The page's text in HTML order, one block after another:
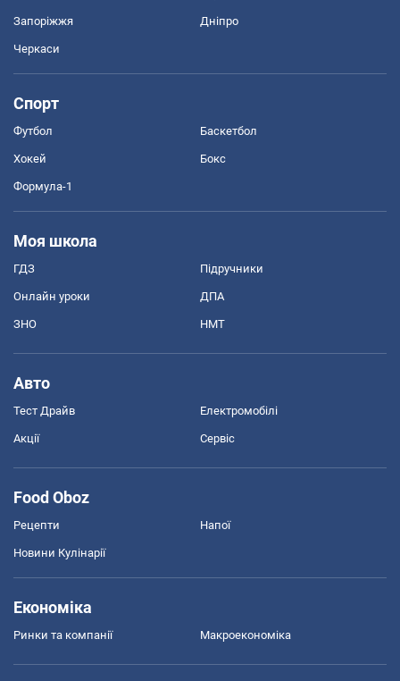
Запоріжжя Дніпро
Черкаси
Спорт
Футбол Баскетбол
Хокей Бокс
Формула-1
Моя школа
ГДЗ Підручники
Онлайн уроки ДПА
ЗНО НМТ
Авто
Тест Драйв Електромобілі
Акції Сервіс
Food Oboz
Рецепти Напої
Новини Кулінарії
Економіка
Ринки та компанії Макроекономіка